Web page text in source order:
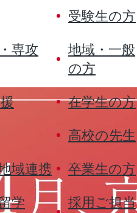
専攻
域連携
学
受験生の方
地域・一般
の方
在学生の方
高校の先生
卒業生の方
採用ご担当